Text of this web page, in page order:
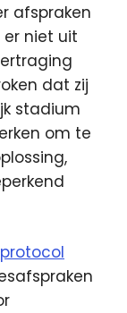
afspraken
niet uit
dat zij
stadium
om te